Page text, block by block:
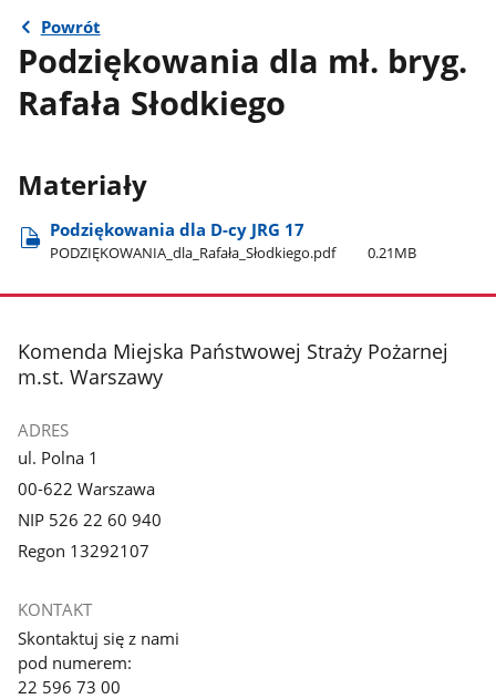
Powrót
Podziękowania dla mł. bryg.
Rafała Słodkiego
Materiały
Podziękowania dla D-cy JRG 17
PODZIĘKOWANIA​_dla​_Rafała​_Słodkiego.pdf 0.21MB
stopka
Komenda Miejska Państwowej Straży Pożarnej
m.st. Warszawy
ADRES
ul. Polna 1
00-622 Warszawa
NIP 526 22 60 940
Regon 13292107
KONTAKT
Skontaktuj się z nami
pod numerem:
22 596 73 00